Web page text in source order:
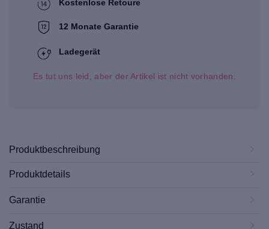
Kostenlose Retoure
12 Monate Garantie
Ladegerät
Es tut uns leid, aber der Artikel ist nicht vorhanden.
Produktbeschreibung
Produktdetails
Garantie
Zustand